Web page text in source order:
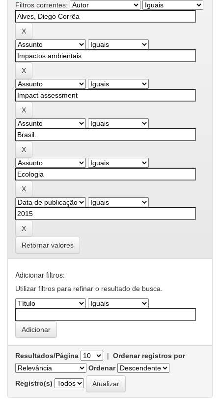
Filtros correntes:
Retornar valores
Adicionar filtros:
Utilizar filtros para refinar o resultado de busca.
Resultados/Página | Ordenar registros por
Ordenar
Registro(s)